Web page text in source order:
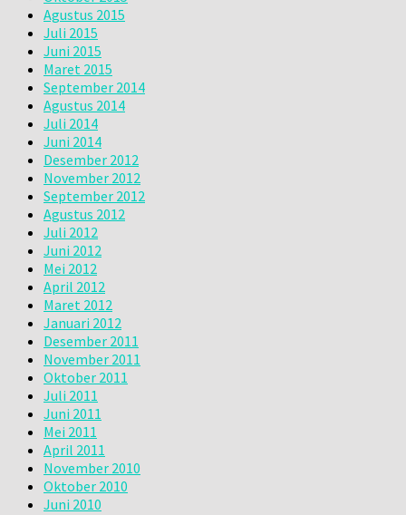
Agustus 2015
Juli 2015
Juni 2015
Maret 2015
September 2014
Agustus 2014
Juli 2014
Juni 2014
Desember 2012
November 2012
September 2012
Agustus 2012
Juli 2012
Juni 2012
Mei 2012
April 2012
Maret 2012
Januari 2012
Desember 2011
November 2011
Oktober 2011
Juli 2011
Juni 2011
Mei 2011
April 2011
November 2010
Oktober 2010
Juni 2010